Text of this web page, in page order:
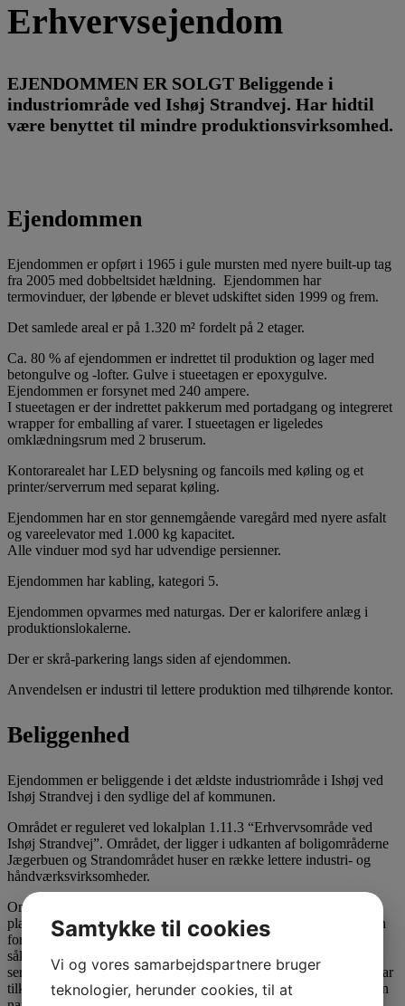
Erhvervsejendom
EJENDOMMEN ER SOLGT Beliggende i
industriområde ved Ishøj Strandvej. Har hidtil
være benyttet til mindre produktionsvirksomhed.
Ejendommen
Ejendommen er opført i 1965 i gule mursten med nyere built-up tag
fra 2005 med dobbeltsidet hældning. Ejendommen har
termovinduer, der løbende er blevet udskiftet siden 1999 og frem.
Det samlede areal er på 1.320 m² fordelt på 2 etager.
Ca. 80 % af ejendommen er indrettet til produktion og lager med
betongulve og -lofter. Gulve i stueetagen er epoxygulve.
Ejendommen er forsynet med 240 ampere.
I stueetagen er der indrettet pakkerum med portadgang og integreret
wrapper for emballing af varer. I stueetagen er ligeledes
omklædningsrum med 2 bruserum.
Kontorarealet har LED belysning og fancoils med køling og et
printer/serverrum med separat køling.
Ejendommen har en stor gennemgående varegård med nyere asfalt
og vareelevator med 1.000 kg kapacitet.
Alle vinduer mod syd har udvendige persienner.
Ejendommen har kabling, kategori 5.
Ejendommen opvarmes med naturgas. Der er kalorifere anlæg i
produktionslokalerne.
Der er skrå-parkering langs siden af ejendommen.
Anvendelsen er industri til lettere produktion med tilhørende kontor.
Beliggenhed
Ejendommen er beliggende i det ældste industriområde i Ishøj ved
Ishøj Strandvej i den sydlige del af kommunen.
Området er reguleret ved lokalplan 1.11.3 “Erhvervsområde ved
Ishøj Strandvej”. Området, der ligger i udkanten af boligområderne
Jægerbuen og Strandområdet huser en række lettere industri- og
håndværksvirksomheder.
Området ligger stationsnært, hvilket åbner gode muligheder for
placering af erhverv med et intensivt besøgsmønster – typisk inden
for kontor- og serviceerhverv. Lokalplanbestemmelserne giver
således også mulighed for netop at omfatte kontor- og
servicevirksomheder, forsamlingslokaler samt virksomheder, der har
tilknytning til de pågældende erhverv eller som efter Byrådets skøn
Samtykke til cookies
Vi og vores samarbejdspartnere bruger
teknologier, herunder cookies, til at